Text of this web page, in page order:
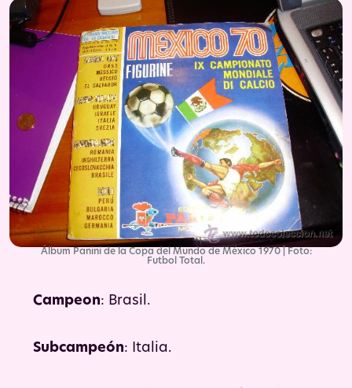
Álbum Panini de la Copa del Mundo de México 1970 | Foto:
Futbol Total.
Campeon: Brasil.
Subcampeón: Italia.